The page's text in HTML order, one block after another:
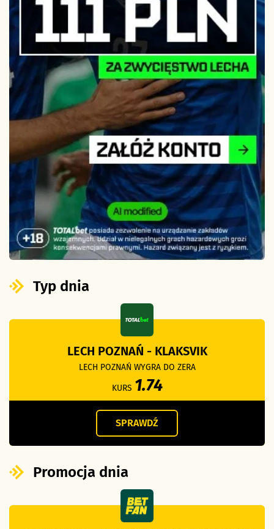
Typ dnia
LECH POZNAŃ - KLAKSVIK
LECH POZNAŃ WYGRA DO ZERA
KURS 1.74
SPRAWDŹ
Promocja dnia